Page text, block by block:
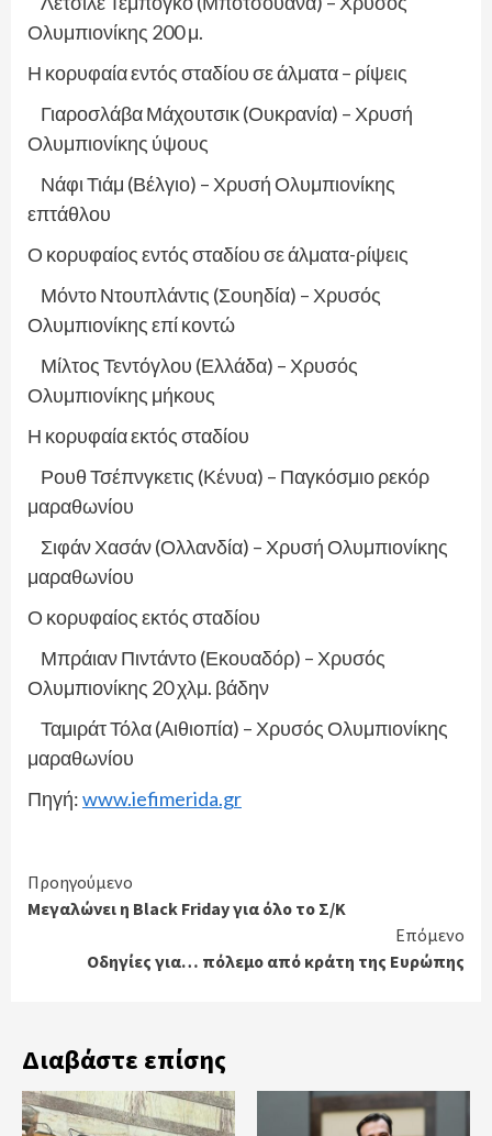
Ολυμπιονίκης 200 μ.
Η κορυφαία εντός σταδίου σε άλματα – ρίψεις
Γιαροσλάβα Μάχουτσικ (Ουκρανία) – Χρυσή
Ολυμπιονίκης ύψους
Νάφι Τιάμ (Βέλγιο) – Χρυσή Ολυμπιονίκης
επτάθλου
Ο κορυφαίος εντός σταδίου σε άλματα-ρίψεις
Μόντο Ντουπλάντις (Σουηδία) – Χρυσός
Ολυμπιονίκης επί κοντώ
Μίλτος Τεντόγλου (Ελλάδα) – Χρυσός
Ολυμπιονίκης μήκους
Η κορυφαία εκτός σταδίου
Ρουθ Τσέπνγκετις (Κένυα) – Παγκόσμιο ρεκόρ
μαραθωνίου
Σιφάν Χασάν (Ολλανδία) – Χρυσή Ολυμπιονίκης
μαραθωνίου
Ο κορυφαίος εκτός σταδίου
Μπράιαν Πιντάντο (Εκουαδόρ) – Χρυσός
Ολυμπιονίκης 20 χλμ. βάδην
Ταμιράτ Τόλα (Αιθιοπία) – Χρυσός Ολυμπιονίκης
μαραθωνίου
Πηγή:www.iefimerida.gr
Continue
Reading
Προηγούμενο
Μεγαλώνει η Black Friday για όλο το Σ/Κ
Επόμενο
Οδηγίες για… πόλεμο από κράτη της Ευρώπης
Διαβάστε επίσης